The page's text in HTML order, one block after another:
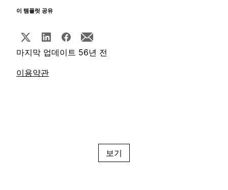
이 템플릿 공유
마지막 업데이트 56년 전
이용약관
보기